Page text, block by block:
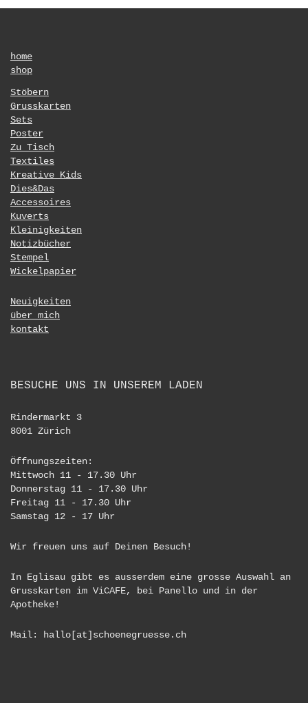
home
shop
Stöbern
Grusskarten
Sets
Poster
Zu Tisch
Textiles
Kreative Kids
Dies&Das
Accessoires
Kuverts
Kleinigkeiten
Notizbücher
Stempel
Wickelpapier
Neuigkeiten
über mich
kontakt
BESUCHE UNS IN UNSEREM LADEN
Rindermarkt 3
8001 Zürich
Öffnungszeiten:
Mittwoch 11 - 17.30 Uhr
Donnerstag 11 - 17.30 Uhr
Freitag 11 - 17.30 Uhr
Samstag 12 - 17 Uhr
Wir freuen uns auf Deinen Besuch!
In Eglisau gibt es ausserdem eine grosse Auswahl an
Grusskarten im ViCAFE, bei Panello und in der
Apotheke!
Mail: hallo[at]schoenegruesse.ch